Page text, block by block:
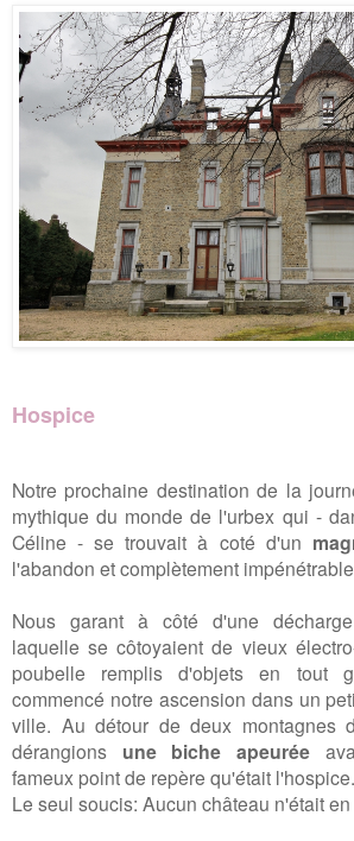
Hospice
Notre prochaine destination de la
mythique du monde de l'urbex qui -
Céline - se trouvait à coté d'un
l'abandon et complètement
Nous garant à côté d'une
laquelle se côtoyaient de vieux
poubelle remplis d'objets en tout
commencé notre ascension dans un
ville. Au détour de deux montagnes
dérangions une biche apeurée
fameux point de repère qu'était l'hospice.
Le seul soucis: Aucun château n'était en